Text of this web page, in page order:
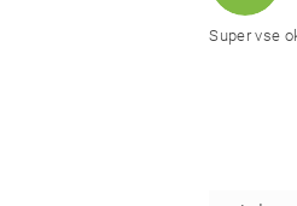
Super vse